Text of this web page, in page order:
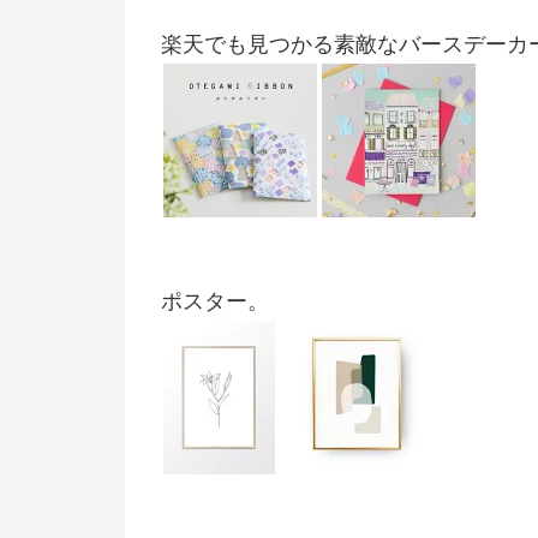
楽天でも見つかる素敵なバースデーカ
ポスター。